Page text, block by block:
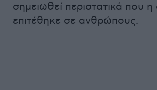
σημειωθεί περιστατικά που
επιτέθηκε σε ανθρώπους.